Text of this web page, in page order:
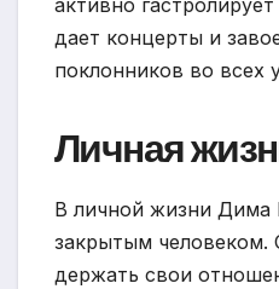
дает концерты и
поклонников во всех
Личная
В личной жизни Дима
закрытым человеком.
держать свои